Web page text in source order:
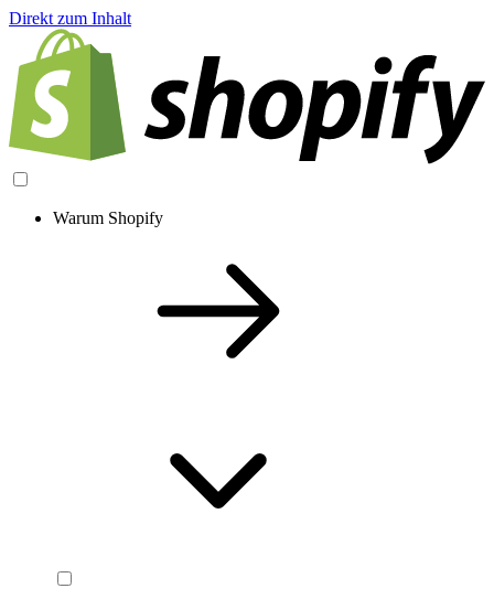
Direkt zum Inhalt
Warum Shopify